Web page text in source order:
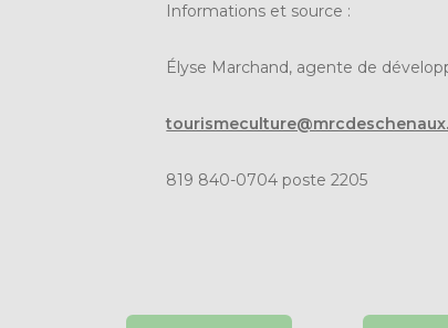
Informations et source :
Élyse Marchand, agente de
819 840-0704 poste 2205